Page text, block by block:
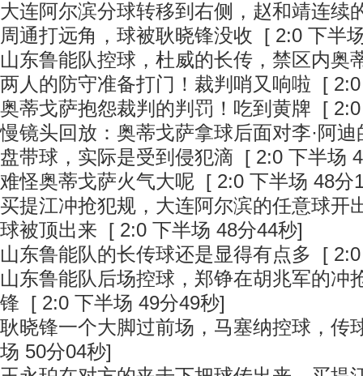
大连阿尔滨分球转移到右侧，赵和靖连续
周通打远角，球被耿晓锋没收 [ 2:0 下半
山东鲁能队控球，杜威的长传，禁区内奥
两人的防守准备打门！裁判哨又响啦 [
奥蒂戈萨抱怨裁判的判罚！吃到黄牌 [
慢镜头回放：奥蒂戈萨拿球后面对李·阿
盘带球，实际是受到侵犯滴 [ 2:0 下半场
难怪奥蒂戈萨火气大呢 [ 2:0 下半场 48分
买提江冲抢犯规，大连阿尔滨的任意球开
球被顶出来 [ 2:0 下半场 48分44秒]
山东鲁能队的长传球还是显得有点多 [
山东鲁能队后场控球，郑铮在胡兆军的冲
锋 [ 2:0 下半场 49分49秒]
耿晓锋一个大脚过前场，马塞纳控球，传
场 50分04秒]